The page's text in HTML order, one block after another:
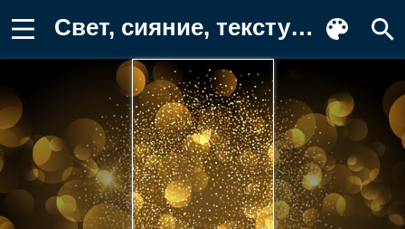
Свет, сияние, текстура, блестки Обои